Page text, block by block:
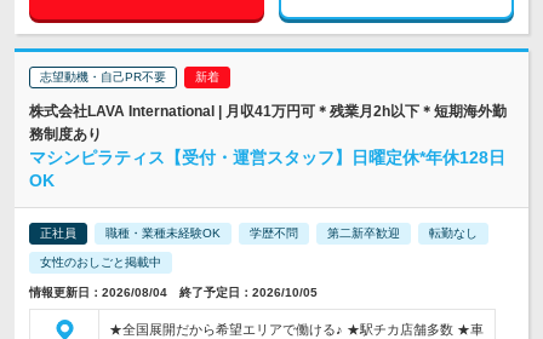
志望動機・自己PR不要
株式会社LAVA International | 月収41万円可＊残業月2h以下＊短期海外勤
務制度あり
マシンピラティス【受付・運営スタッフ】日曜定休*年休128日
OK
正社員 職種・業種未経験OK 学歴不問 第二新卒歓迎 転勤なし
女性のおしごと掲載中
情報更新日：2026/08/04 終了予定日：2026/10/05
★全国展開だから希望エリアで働ける♪ ★駅チカ店舗多数 ★車